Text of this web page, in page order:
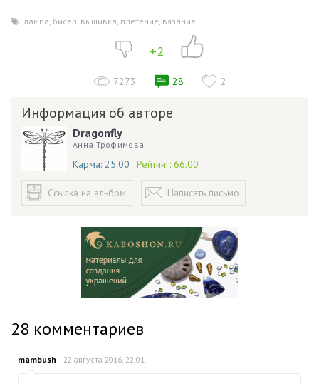
лампа бисер вышивка плетение вязание
+2
7273 28 2
Информация об авторе
Dragonfly
Анна Трофимова
Карма: 25.00 Рейтинг: 66.00
Ссылка на альбом Написать письмо
28 комментариев
mambush 22 августа 2016, 22:01